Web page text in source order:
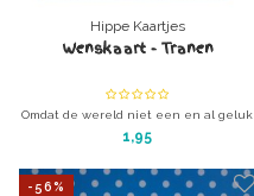
Hippe Kaartjes
Wenskaart - Tranen
Omdat de wereld niet een en al geluk
kent
1,95
-56%